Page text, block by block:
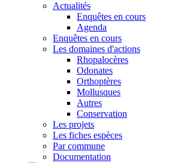
Actualités
Enquêtes en cours
Agenda
Enquêtes en cours
Les domaines d'actions
Rhopalocères
Odonates
Orthoptères
Mollusques
Autres
Conservation
Les projets
Les fiches espèces
Par commune
Documentation